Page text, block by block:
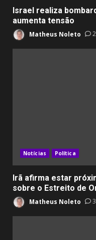
Israel realiza
aumenta tensão
Matheus Noleto 2
Notícias Política
Irã afirma estar
sobre o Estreito de
Matheus Noleto 3